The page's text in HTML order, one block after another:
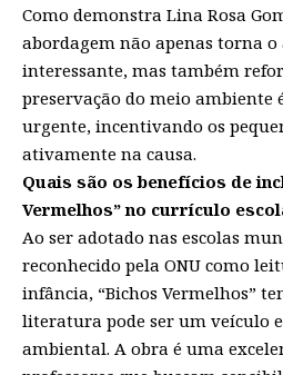
Como demonstra Lina Rosa
abordagem não apenas torna
interessante, mas também
preservação do meio ambiente
urgente, incentivando os
ativamente na causa.
Quais são os benefícios de
Vermelhos” no currículo
Ao ser adotado nas escolas
reconhecido pela ONU como
infância, “Bichos Vermelhos”
literatura pode ser um veículo
ambiental. A obra é uma